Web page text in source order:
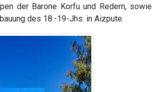
der Barone Korfu und Redern, sowie
des 18.-19-Jhs. in Aizpute.